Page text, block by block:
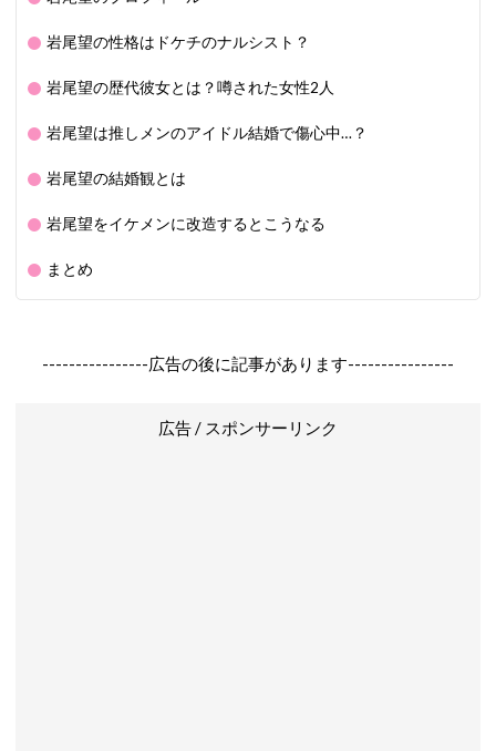
岩尾望の性格はドケチのナルシスト？
岩尾望の歴代彼女とは？噂された女性2人
岩尾望は推しメンのアイドル結婚で傷心中…？
岩尾望の結婚観とは
岩尾望をイケメンに改造するとこうなる
まとめ
----------------広告の後に記事があります----------------
広告 / スポンサーリンク